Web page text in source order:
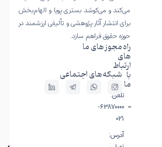
می‌کند و می‌کوشد بستری پویا و الهام‌بخش
برای انتشار آثار پژوهشی و تألیفی ارزشمند در
حوزه حقوق فراهم سازد.
راه
های
ارتباط
با
ما
تلفن:
63870000-
021
آدرس:
مجوز های ما
شبکه‌های اجتماعی